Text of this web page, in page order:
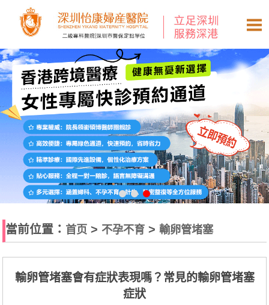
當前位置： 首页 > 不孕不育 >輸卵管堵塞
​輸卵管堵塞會有症狀表現嗎？常見的輸卵管堵塞
症狀